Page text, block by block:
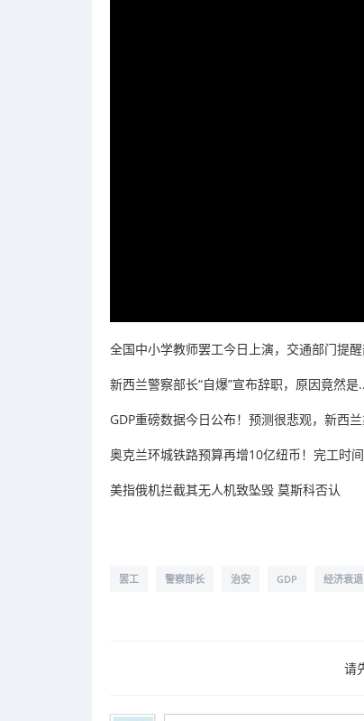
全国中小学教师罢工今日上演，交通部门提
新西兰警察部长“自爆”宣布辞职，原因竟然是
GDP重磅数据今日公布！预测很悲观，新西
奥克兰环城铁路预算再增10亿纽币！完工时
美指俄机拦截其无人机致坠毁 莫斯科否认
罢工 警察部长 治安 GDP 经济衰退
请